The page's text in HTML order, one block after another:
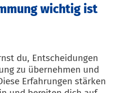
wichtig ist
du, Entscheidungen
zu übernehmen und
Erfahrungen stärken